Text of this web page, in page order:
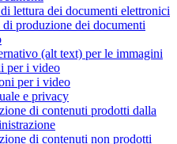
lettura dei documenti elettronici
produzione dei documenti
(alt text) per le immagini
per i video
per i video
e privacy
di contenuti prodotti dalla
di contenuti non prodotti